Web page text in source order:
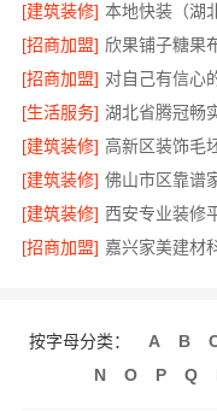
[建筑装修]
[招商加盟] 欣果铺子糖果
[招商加盟] 对自己有信心
[生活服务] 湖北省腾冠畅
[建筑装修]
[建筑装修]
[建筑装修] 西安专业装修
[招商加盟] 嘉兴家美建材
按字母分类： A B
N
O P Q